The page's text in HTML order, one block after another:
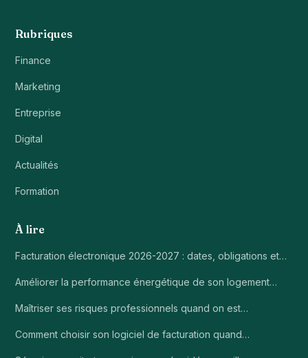
Rubriques
Finance
Marketing
Entreprise
Digital
Actualités
Formation
À lire
Facturation électronique 2026-2027 : dates, obligations et…
Améliorer la performance énergétique de son logement…
Maîtriser ses risques professionnels quand on est…
Comment choisir son logiciel de facturation quand…